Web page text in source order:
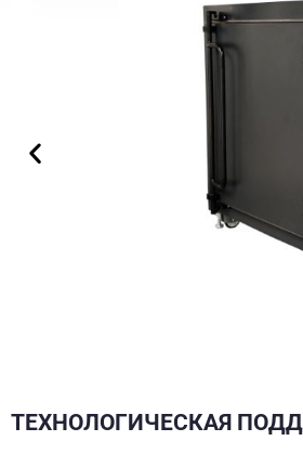
ТЕХНОЛОГИЧЕСКАЯ